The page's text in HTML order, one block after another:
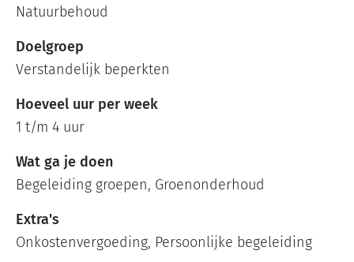
Natuurbehoud
Doelgroep
Verstandelijk beperkten
Hoeveel uur per week
1 t/m 4 uur
Wat ga je doen
Begeleiding groepen, Groenonderhoud
Extra's
Onkostenvergoeding, Persoonlijke begeleiding